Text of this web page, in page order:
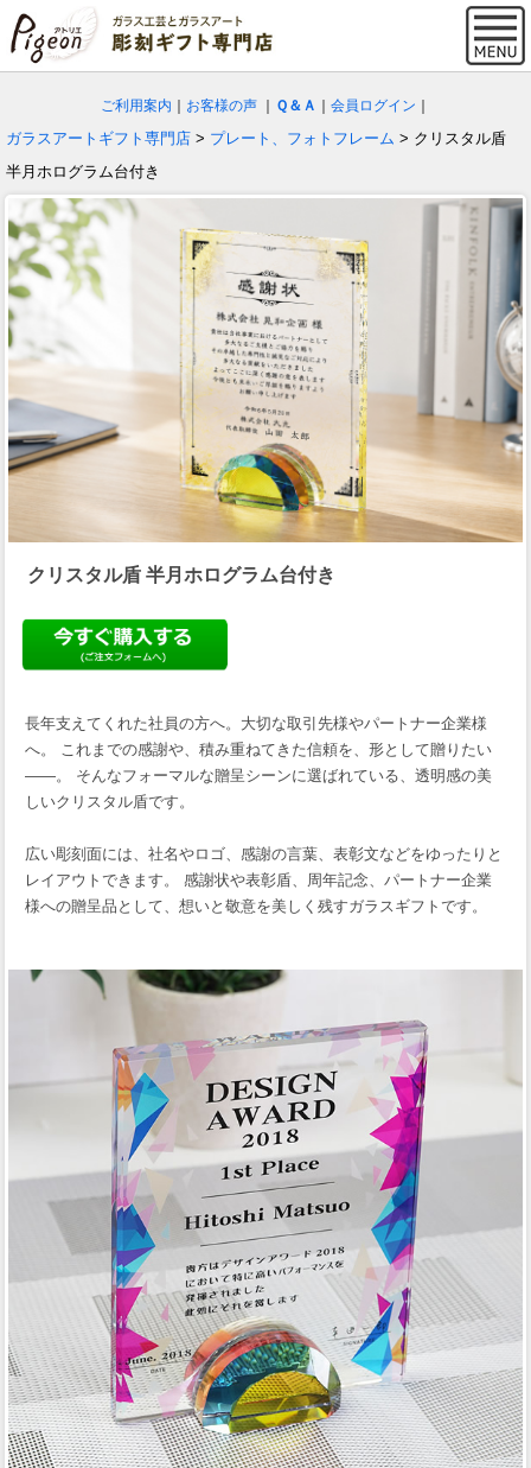
ご利用案内 お客様の声 Ｑ＆Ａ 会員ログイン
ガラスアートギフト専門店 > プレート、フォトフレーム > クリスタル盾
半月ホログラム台付き
クリスタル盾 半月ホログラム台付き
長年支えてくれた社員の方へ。大切な取引先様やパートナー企業様
へ。 これまでの感謝や、積み重ねてきた信頼を、形として贈りたい
――。 そんなフォーマルな贈呈シーンに選ばれている、透明感の美
しいクリスタル盾です。
広い彫刻面には、社名やロゴ、感謝の言葉、表彰文などをゆったりと
レイアウトできます。 感謝状や表彰盾、周年記念、パートナー企業
様への贈呈品として、想いと敬意を美しく残すガラスギフトです。